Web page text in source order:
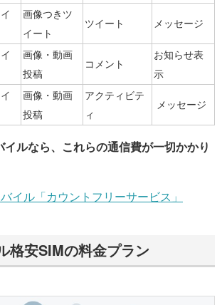
画像つきツ
イート
ツイート メッセージ
画像・動画
投稿
コメント
お知らせ表
示
画像・動画
投稿
アクティビテ
ィ
メッセージ
イルなら、これらの通信費が一切かかり
イル「カウントフリーサービス」
格安SIMの料金プラン